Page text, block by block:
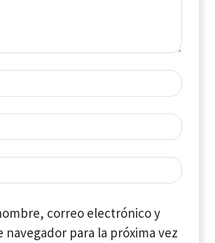
correo electrónico y
navegador para la próxima vez